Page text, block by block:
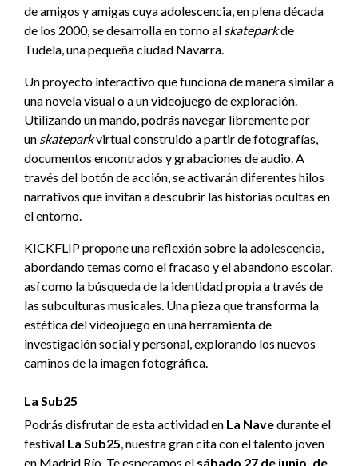
de amigos y amigas cuya adolescencia, en plena década
de los 2000, se desarrolla en torno al skateparkde
Tudela, una pequeña ciudad Navarra.
Un proyecto interactivo que funciona de manera similar a
una novela visual o a un videojuego de exploración.
Utilizando un mando, podrás navegar libremente por
un skateparkvirtual construido a partir de fotografías,
documentos encontrados y grabaciones de audio. A
través del botón de acción, se activarán diferentes hilos
narrativos que invitan a descubrir las historias ocultas en
el entorno.
KICKFLIP propone una reflexión sobre la adolescencia,
abordando temas como el fracaso y el abandono escolar,
así como la búsqueda de la identidad propia a través de
las subculturas musicales. Una pieza que transforma la
estética del videojuego en una herramienta de
investigación social y personal, explorando los nuevos
caminos de la imagen fotográfica.
La Sub25
Podrás disfrutar de esta actividad en La Navedurante el
festival La Sub25 , nuestra gran cita con el talento joven
en Madrid Río. Te esperamos el sábado 27 de junio, de